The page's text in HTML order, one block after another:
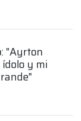
"Ayrton
y mi